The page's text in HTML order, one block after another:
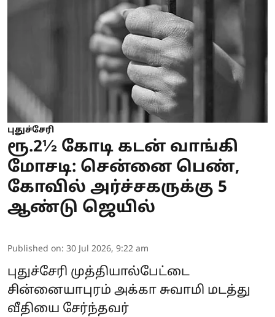
புதுச்சேரி
ரூ.2½ கோடி கடன் வாங்கி
மோசடி: சென்னை பெண்,
கோவில் அர்ச்சகருக்கு 5
ஆண்டு ஜெயில்
Published on: 30 Jul 2026, 9:22 am
புதுச்சேரி முத்தியால்பேட்டை
சின்னையாபுரம் அக்கா சுவாமி மடத்து
வீதியை சேர்ந்தவர்